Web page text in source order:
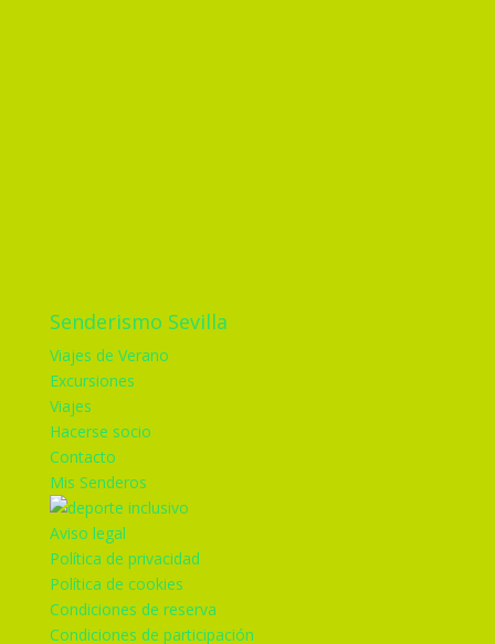
Senderismo Sevilla
Viajes de Verano
Excursiones
Viajes
Hacerse socio
Contacto
Mis Senderos
Aviso legal
Política de privacidad
Política de cookies
Condiciones de reserva
Condiciones de participación